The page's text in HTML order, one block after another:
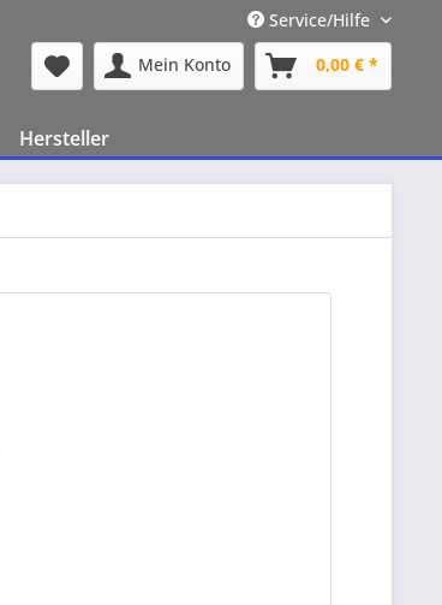
Service/Hilfe
Mein Konto
0,00 € *
Hersteller